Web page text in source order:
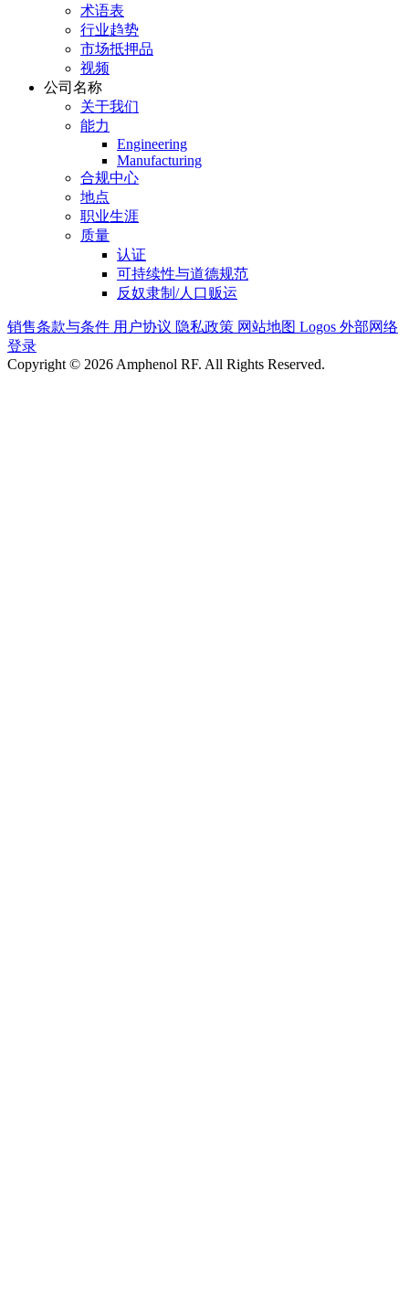
术语表
行业趋势
市场抵押品
视频
公司名称
关于我们
能力
Engineering
Manufacturing
合规中心
地点
职业生涯
质量
认证
可持续性与道德规范
反奴隶制/人口贩运
销售条款与条件 用户协议 隐私政策 网站地图 Logos 外部网络
登录
Copyright © 2026 Amphenol RF. All Rights Reserved.